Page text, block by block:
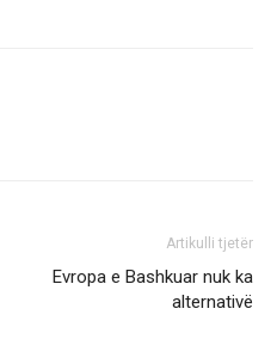
Artikulli tjetër
Evropa e Bashkuar nuk ka
alternativë